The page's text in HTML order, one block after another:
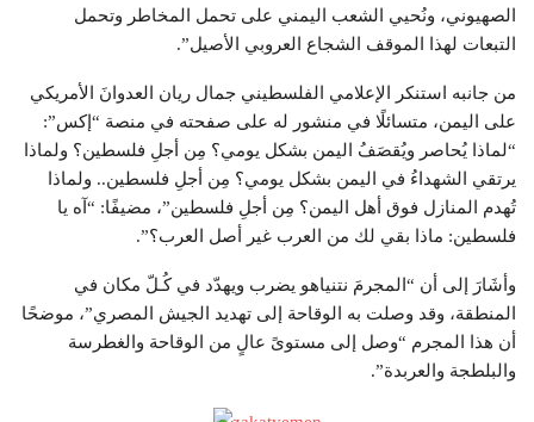
الصهيوني، ونُحيي الشعب اليمني على تحمل المخاطر وتحمل
التبعات لهذا الموقف الشجاع العروبي الأصيل”.
من جانبه استنكر الإعلامي الفلسطيني جمال ريان العدوانَ الأمريكي
على اليمن، متسائلًا في منشور له على صفحته في منصة “إكس”:
“لماذا يُحاصر ويُقصَفُ اليمن بشكل يومي؟ مِن أجلِ فلسطين؟ ولماذا
يرتقي الشهداءُ في اليمن بشكل يومي؟ مِن أجلِ فلسطين.. ولماذا
تُهدم المنازل فوق أهل اليمن؟ مِن أجلِ فلسطين”، مضيفًا: “آه يا
فلسطين: ماذا بقي لك من العرب غير أصل العرب؟”.
وأشَارَ إلى أن “المجرمَ نتنياهو يضرب ويهدّد في كُـلّ مكان في
المنطقة، وقد وصلت به الوقاحة إلى تهديد الجيش المصري”، موضحًا
أن هذا المجرم “وصل إلى مستوىً عالٍ من الوقاحة والغطرسة
والبلطجة والعربدة”.